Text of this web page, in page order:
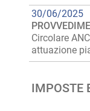
30/06/2025
Circolare
attuazione
IMPOSTE